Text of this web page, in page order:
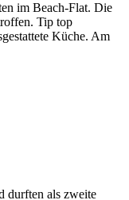
im Beach-Flat. Die
Tip top
Küche. Am
durften als zweite